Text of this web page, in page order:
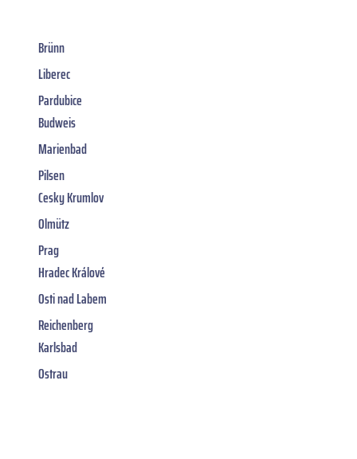
Brünn
Liberec
Pardubice
Budweis
Marienbad
Pilsen
Cesky Krumlov
Olmütz
Prag
Hradec Králové
Osti nad Labem
Reichenberg
Karlsbad
Ostrau